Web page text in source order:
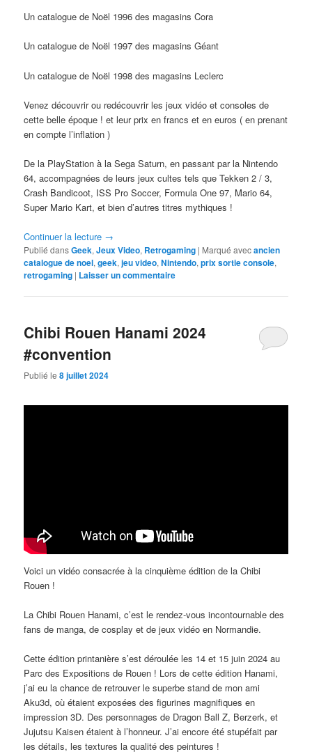
Un catalogue de Noël 1996 des magasins Cora
Un catalogue de Noël 1997 des magasins Géant
Un catalogue de Noël 1998 des magasins Leclerc
Venez découvrir ou redécouvrir les jeux vidéo et consoles de
cette belle époque ! et leur prix en francs et en euros ( en prenant
en compte l’inflation )
De la PlayStation à la Sega Saturn, en passant par la Nintendo
64, accompagnées de leurs jeux cultes tels que Tekken 2 / 3,
Crash Bandicoot, ISS Pro Soccer, Formula One 97, Mario 64,
Super Mario Kart, et bien d’autres titres mythiques !
Continuer la lecture →
Publié dansGeek,Jeux Video, Retrogaming | Marqué avecancien
catalogue de noel,geek,jeu video,Nintendo,prix sortie console,
retrogaming | Laisser un commentaire
Chibi Rouen Hanami 2024
#convention
Publié le8 juillet 2024
Voici un vidéo consacrée à la cinquième édition de la Chibi
Rouen !
La Chibi Rouen Hanami, c’est le rendez-vous incontournable des
fans de manga, de cosplay et de jeux vidéo en Normandie.
Cette édition printanière s’est déroulée les 14 et 15 juin 2024 au
Parc des Expositions de Rouen ! Lors de cette édition Hanami,
j’ai eu la chance de retrouver le superbe stand de mon ami
Aku3d, où étaient exposées des figurines magnifiques en
impression 3D. Des personnages de Dragon Ball Z, Berzerk, et
Jujutsu Kaisen étaient à l’honneur. J’ai encore été stupéfait par
les détails, les textures la qualité des peintures !